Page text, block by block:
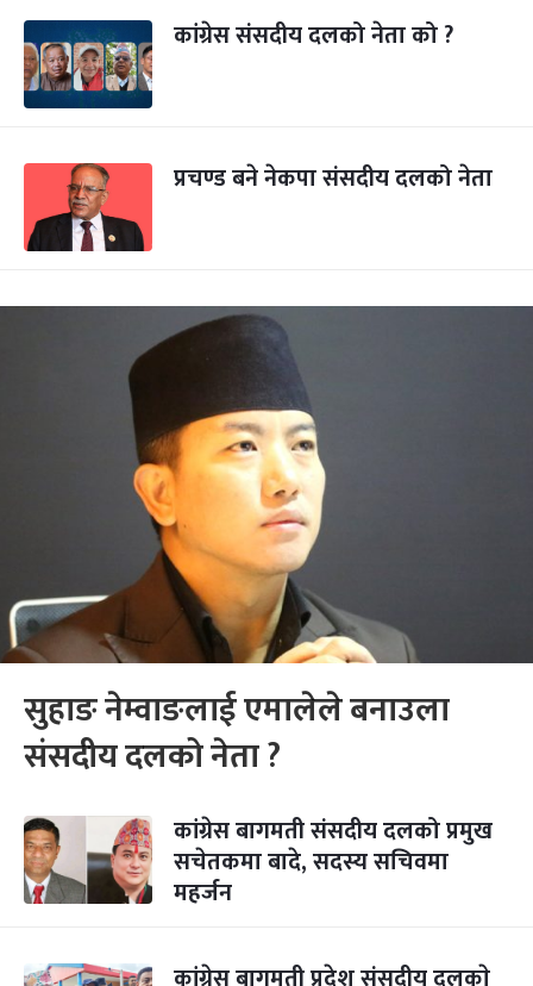
कांग्रेस संसदीय दलको नेता को ?
प्रचण्ड बने नेकपा संसदीय दलको नेता
सुहाङ नेम्वाङलाई एमालेले बनाउला
संसदीय दलको नेता ?
कांग्रेस बागमती संसदीय दलको प्रमुख
सचेतकमा बादे, सदस्य सचिवमा
महर्जन